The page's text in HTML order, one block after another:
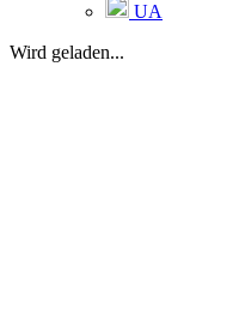
UA
Wird geladen...